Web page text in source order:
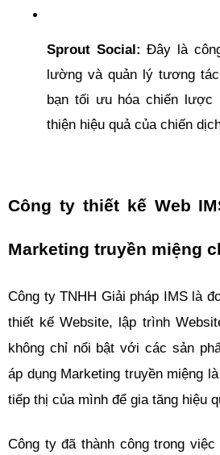
Sprout Social: Đây là
lường và quản lý tương
bạn tối ưu hóa chiến lược
thiện hiệu quả của chiến
Công ty thiết kế Web
Marketing truyền miệng
Công ty TNHH Giải pháp IMS là
thiết kế Website, lập trình
không chỉ nổi bật với các sản
áp dụng Marketing truyền miệng
tiếp thị của mình để gia tăng hiệu
Công ty đã thành công trong